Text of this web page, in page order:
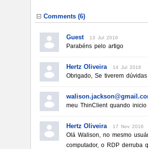
Comments (6)
Guest 13 Jul 2016
Parabéns pelo artigo
Hertz Oliveira 14 Jul 2016
Obrigado, Se tiverem
meu ThinClient quando
Hertz Oliveira 17 Nov 2016
Olá Walison, no mesmo
computador, o RDP derruba